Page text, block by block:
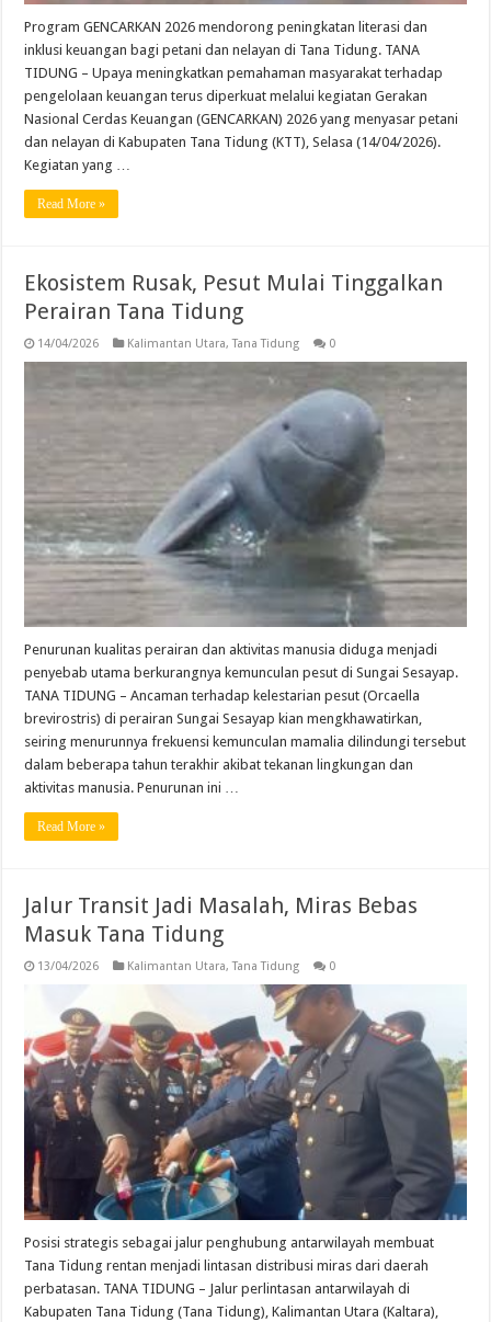
Program GENCARKAN 2026 mendorong peningkatan literasi dan
inklusi keuangan bagi petani dan nelayan di Tana Tidung. TANA
TIDUNG – Upaya meningkatkan pemahaman masyarakat terhadap
pengelolaan keuangan terus diperkuat melalui kegiatan Gerakan
Nasional Cerdas Keuangan (GENCARKAN) 2026 yang menyasar petani
dan nelayan di Kabupaten Tana Tidung (KTT), Selasa (14/04/2026).
Kegiatan yang …
Read More »
Ekosistem Rusak, Pesut Mulai Tinggalkan
Perairan Tana Tidung
14/04/2026 Kalimantan Utara,Tana Tidung 0
Penurunan kualitas perairan dan aktivitas manusia diduga menjadi
penyebab utama berkurangnya kemunculan pesut di Sungai Sesayap.
TANA TIDUNG – Ancaman terhadap kelestarian pesut (Orcaella
brevirostris) di perairan Sungai Sesayap kian mengkhawatirkan,
seiring menurunnya frekuensi kemunculan mamalia dilindungi tersebut
dalam beberapa tahun terakhir akibat tekanan lingkungan dan
aktivitas manusia. Penurunan ini …
Read More »
Jalur Transit Jadi Masalah, Miras Bebas
Masuk Tana Tidung
13/04/2026 Kalimantan Utara,Tana Tidung 0
Posisi strategis sebagai jalur penghubung antarwilayah membuat
Tana Tidung rentan menjadi lintasan distribusi miras dari daerah
perbatasan. TANA TIDUNG – Jalur perlintasan antarwilayah di
Kabupaten Tana Tidung (Tana Tidung), Kalimantan Utara (Kaltara),